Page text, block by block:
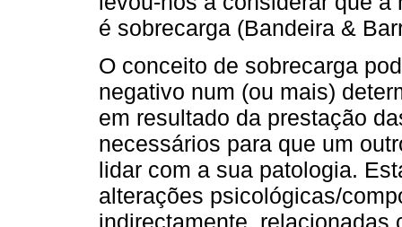
é sobrecarga (Bandeira &
O conceito de sobrecarga
negativo num (ou mais)
em resultado da prestação
necessários para que um
lidar com a sua patologia.
alterações psicológicas/
indirectamente, relacionadas